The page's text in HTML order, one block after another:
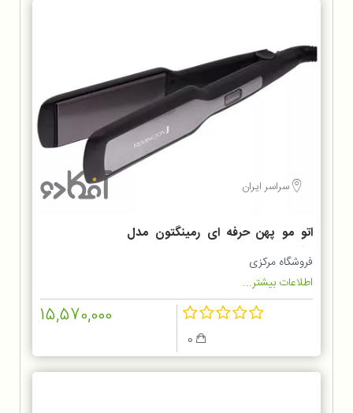
سراسر ایران
اتو مو پهن حرفه ای رمینگتون مدل
S5525
فروشگاه مرکزی
اطلاعات بیشتر...
15,570,000